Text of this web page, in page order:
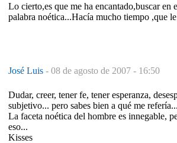
Lo cierto,es que me ha encantado,buscar en
palabra noética...Hacía mucho tiempo ,que
José Luis - 08 de agosto de 2007 - 16:50
Dudar, creer, tener fe, tener esperanza,
subjetivo... pero sabes bien a qué me refería...
La faceta noética del hombre es innegable,
eso...
Kisses